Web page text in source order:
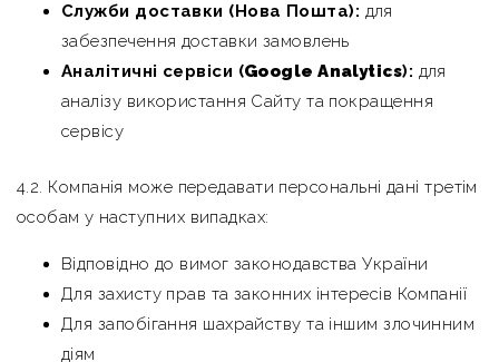
Служби доставки (Нова Пошта): для
забезпечення доставки замовлень
Аналітичні сервіси (Google Analytics): для
аналізу використання Сайту та покращення
сервісу
4.2. Компанія може передавати персональні дані третім
особам у наступних випадках:
Відповідно до вимог законодавства України
Для захисту прав та законних інтересів Компанії
Для запобігання шахрайству та іншим злочинним
діям